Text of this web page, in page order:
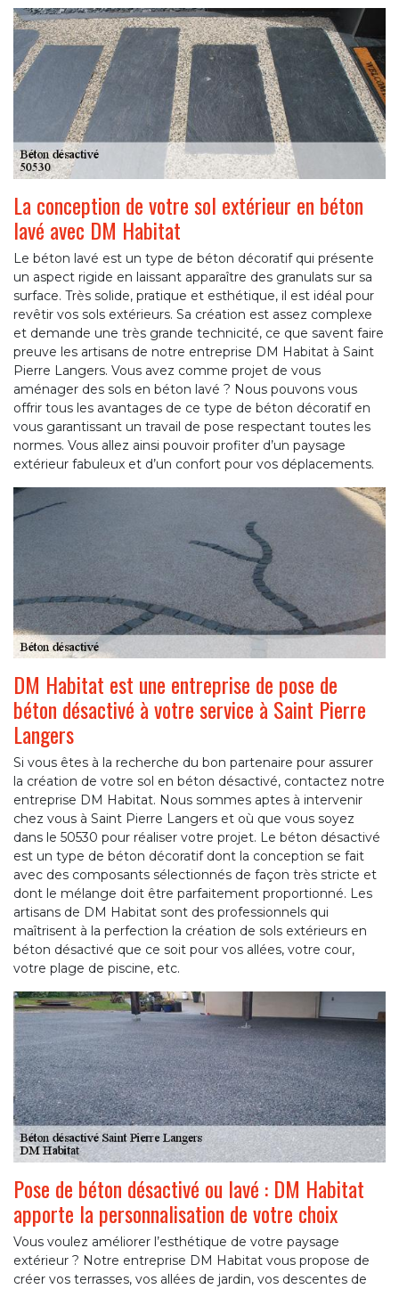
La conception de votre sol extérieur en béton
lavé avec DM Habitat
Le béton lavé est un type de béton décoratif qui présente
un aspect rigide en laissant apparaître des granulats sur sa
surface. Très solide, pratique et esthétique, il est idéal pour
revêtir vos sols extérieurs. Sa création est assez complexe
et demande une très grande technicité, ce que savent faire
preuve les artisans de notre entreprise DM Habitat à Saint
Pierre Langers. Vous avez comme projet de vous
aménager des sols en béton lavé ? Nous pouvons vous
offrir tous les avantages de ce type de béton décoratif en
vous garantissant un travail de pose respectant toutes les
normes. Vous allez ainsi pouvoir profiter d’un paysage
extérieur fabuleux et d’un confort pour vos déplacements.
DM Habitat est une entreprise de pose de
béton désactivé à votre service à Saint Pierre
Langers
Si vous êtes à la recherche du bon partenaire pour assurer
la création de votre sol en béton désactivé, contactez notre
entreprise DM Habitat. Nous sommes aptes à intervenir
chez vous à Saint Pierre Langers et où que vous soyez
dans le 50530 pour réaliser votre projet. Le béton désactivé
est un type de béton décoratif dont la conception se fait
avec des composants sélectionnés de façon très stricte et
dont le mélange doit être parfaitement proportionné. Les
artisans de DM Habitat sont des professionnels qui
maîtrisent à la perfection la création de sols extérieurs en
béton désactivé que ce soit pour vos allées, votre cour,
votre plage de piscine, etc.
Pose de béton désactivé ou lavé : DM Habitat
apporte la personnalisation de votre choix
Vous voulez améliorer l’esthétique de votre paysage
extérieur ? Notre entreprise DM Habitat vous propose de
créer vos terrasses, vos allées de jardin, vos descentes de